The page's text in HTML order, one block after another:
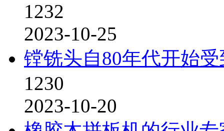
1232
2023-10-25
镗铣头自80年代开始
1230
2023-10-20